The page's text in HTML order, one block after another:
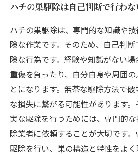
ハチの巣駆除は自己判断で行わな
ハチの巣駆除は、専門的な知識や
険な作業です。そのため、自己判
険な行為です。経験や知識がない
重傷を負ったり、自分自身や周囲
とになります。無茶な駆除方法で
な損失に繋がる可能性があります
実な駆除を行うためには、専門的
除業者に依頼することが大切です
駆除を行い、巣の構造と特性をよ